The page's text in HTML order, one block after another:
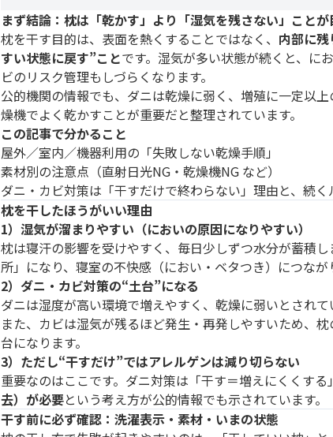
まず結論：枕は「乾かす」より「湿気を残さない」ことが
枕を干す目的は、表面を熱くすることではなく、 内部に
すい状態に戻す”ことです。湿気が多い状態が続くと、に
ビのリスク管理もしづらくなります。
公的機関の情報でも、ダニは乾燥に弱く、増殖に一定以
燥機でよく乾かすことが重要だと整理されています。
この記事で分かること
屋外／室内／機器利用の「失敗しない乾燥手順」
素材別の注意点（直射日光NG・乾燥機NG など）
ダニ・カビ対策は「干すだけで終わらない」理由と、続く
枕を干したほうがいい理由
1）湿気が溜まりやすい（においの原因になりやすい）
枕は寝汗の影響を受けやすく、毎日少しずつ水分が蓄積
所」になり、寝室の不快感（におい・ベタつき）につなが
2）ダニ・カビ対策の“土台”になる
ダニは湿度が高い環境で増えやすく、乾燥に弱いとされて
また、カビは湿気が残るほど発生・再発しやすいため、
台になります。
3）ただし“干すだけ”ではアレルゲンは減り切らない
重要なのはここです。ダニ対策は「干す＝増えにくくする
去）が必要という考え方が公的情報でも示されています。
干す前に必ず確認：洗濯表示・素材・いまの状態